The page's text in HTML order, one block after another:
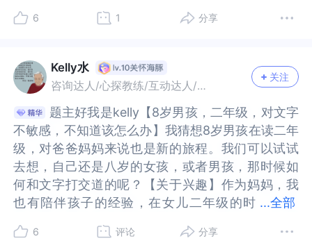
障碍和重复刻板行为等。还有一些其他情况也需要
留意观察。比如听觉处理障碍会在嘈杂环境中语音
重复指令，这需要做纯音测听和中枢听觉处理评
估。还有轻度智力障碍会让概念形成迟缓，理
迟，可以用韦氏儿童智力量表配合诊断。您可以先
进行家庭观察记录。重点记录孩子“错字规律”，看
看是不是总混淆特定声母，比如是不是“j、q、x”相
关的同音字容易出错。还要观察孩子在非学习情境
下的语言运用，像讲故事或者和家人争吵时的表达
能力。要是发现孩子在这些日常观察中有持续的、
比较严重的语言表达或者文字理解问题，比如讲故
障碍和重复刻板行为等。还有一些其他情况也需要
留意观察。比如听觉处理障碍会在嘈杂环境中语音
重复指令，这需要做纯音测听和中枢听觉处理评
估。还有轻度智力障碍会让概念形成迟缓，理
迟，可以用韦氏儿童智力量表配合诊断。您可以先
进行家庭观察记录。重点记录孩子“错字规律”，看
看是不是总混淆特定声母，比如是不是“j、q、x”相
关的同音字容易出错。还要观察孩子在非学习情境
下的语言运用，像讲故事或者和家人争吵时的表达
能力。要是发现孩子在这些日常观察中有持续的、
比较严重的语言表达或者文字理解问题，比如讲故
孩子在刚刚开始学习的阶段就打上学习困难的标
绪，对孩子学习的积极性会有打击，孩子在小学阶
段，尤其是一二年级出现镜面书写、不理解同音字
的情况是常见的，每个孩子的发展情况都有不同，
新东方创始人俞敏洪老师的孩子四岁才开始说话，
这和小时候双语甚至多语言沟通是有一定关系的，
但并没有任何智力问题，已经从宾夕法尼亚大学毕
业。小学阶段的学习，尤其是一二三年级，是孩子
从儿童向少年向青春期过度的阶段，培养孩子的胜
任力、自律能力是这个阶段人格发展的关键期，而
胜任力和自律的前提是自尊和自信。一个被尊重也
尊重自己的孩子，有比较高的自尊水平才能够有自
刚刚开始学习的阶段就打上学习困难的标签，这样
学习的积极性会有打击，孩子在小学阶段，尤其是
一二年级出现镜面书写、不理解同音字的情况是常
见的，每个孩子的发展情况都有不同，新东方创始
人俞敏洪老师的孩子四岁才开始说话，这和小时候
双语甚至多语言沟通是有一定关系的，但并没有任
何智力问题，已经从宾夕法尼亚大学毕业。小学阶
段的学习，尤其是一二三年级，是孩子从儿童向少
年向青春期过度的阶段，培养孩子的胜任力、自律
能力是这个阶段人格发展的关键期，而胜任力和自
律的前提是自尊和自信。一个被尊重也尊重自己的
孩子，有比较高的自尊水平才能够有自驱力，驱动
6 1 分享
Kelly水
咨询达人/心探教练/互动达人/心理作者
关注
...全部
题主好我是kelly【8岁男孩，二年级，对文字
不敏感，不知道该怎么办】我猜想8岁男孩在读二年
级，对爸爸妈妈来说也是新的旅程。我们可以试试
去想，自己还是八岁的女孩，或者男孩，那时候如
何和文字打交道的呢？【关于兴趣】作为妈妈，我
也有陪伴孩子的经验，在女儿二年级的时
二年级的时候，对很多字不认识，那时候最喜欢的
不敏感，不知道该怎么办】我猜想8岁男孩在读二年
级，对爸爸妈妈来说也是新的旅程。我们可以试试
去想，自己还是八岁的女孩，或者男孩，那时候如
何和文字打交道的呢？【关于兴趣】作为妈妈，我
也有陪伴孩子的经验，在女儿二年级的时候，陪伴
时候，对很多字不认识，那时候最喜欢的是连环
6 评论 分享